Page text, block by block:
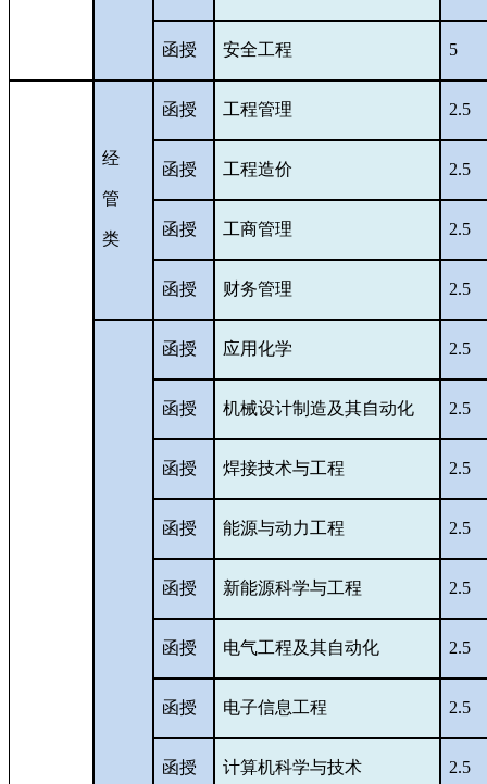
函授 安全工程 5
经
管
类
函授 工程管理 2.5
函授 工程造价 2.5
函授 工商管理 2.5
函授 财务管理 2.5
函授 应用化学 2.5
函授 机械设计制造及其自动化 2.5
函授 焊接技术与工程 2.5
函授 能源与动力工程 2.5
函授 新能源科学与工程 2.5
函授 电气工程及其自动化 2.5
函授 电子信息工程 2.5
函授 计算机科学与技术 2.5